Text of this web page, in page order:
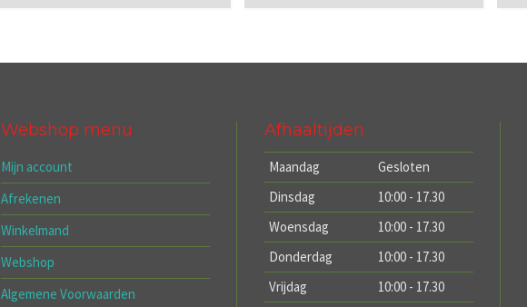
Webshop menu
Mijn account
Afrekenen
Winkelmand
Webshop
Algemene Voorwaarden
Afhaaltijden
Maandag
Gesloten
Dinsdag
10:00 - 17.30
Woensdag
10:00 - 17.30
Donderdag
10:00 - 17.30
Vrijdag
10:00 - 17.30